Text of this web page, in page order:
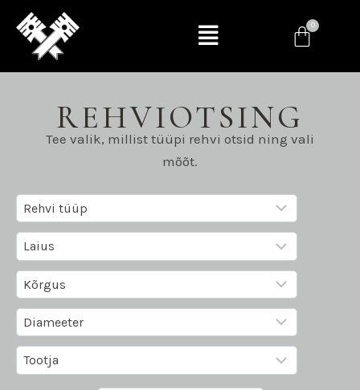
REHVIOTSING
Tee valik, millist tüüpi rehvi otsid ning vali
mõõt.